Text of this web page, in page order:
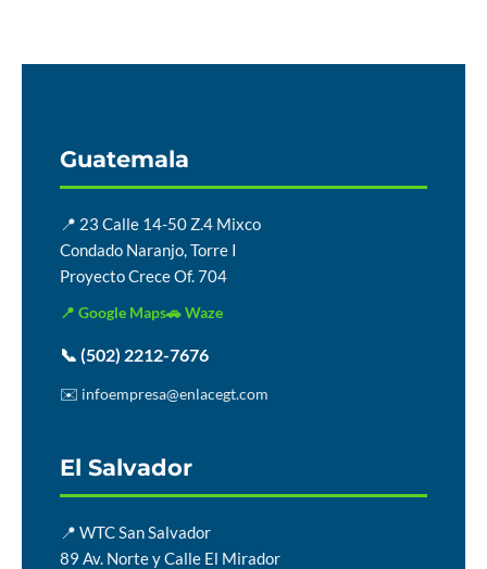
Guatemala
📍 23 Calle 14-50 Z.4 Mixco
Condado Naranjo, Torre I
Proyecto Crece Of. 704
📍 Google Maps🚗 Waze
📞 (502) 2212-7676
✉️ infoempresa@enlacegt.com
El Salvador
📍 WTC San Salvador
89 Av. Norte y Calle El Mirador